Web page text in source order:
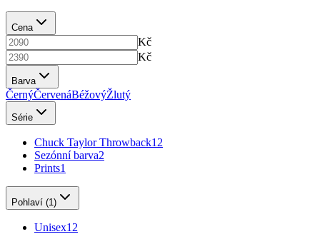
Cena
Kč
Kč
Barva
ČernýČervenáBéžovýŽlutý
Série
Chuck Taylor Throwback12
Sezónní barva2
Prints1
Pohlaví (1)
Unisex12